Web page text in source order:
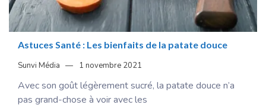
Astuces Santé : Les bienfaits de la patate douce
Sunvi Média 1 novembre 2021
Avec son goût légèrement sucré, la patate douce n’a
pas grand-chose à voir avec les